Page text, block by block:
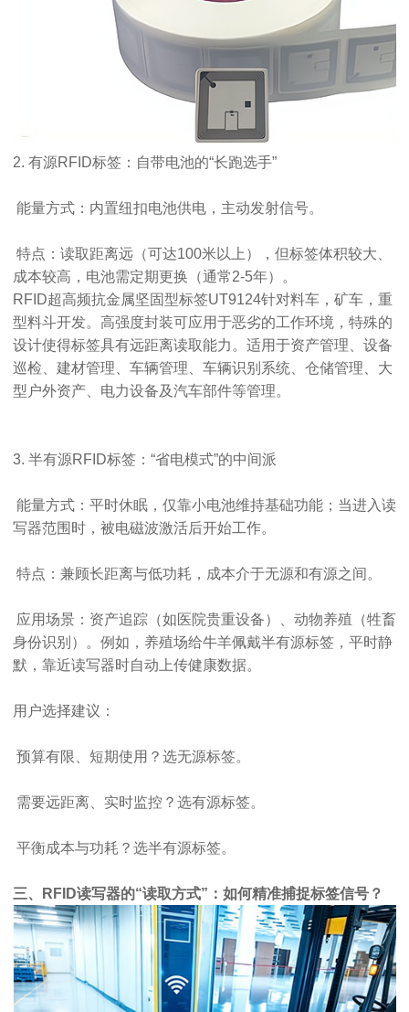
2. 有源RFID标签：自带电池的“长跑选手”
能量方式：内置纽扣电池供电，主动发射信号。
特点：读取距离远（可达100米以上），但标签体积较大、
成本较高，电池需定期更换（通常2-5年）。
RFID超高频抗金属坚固型标签UT9124针对料车，矿车，重
型料斗开发。高强度封装可应用于恶劣的工作环境，特殊的
设计使得标签具有远距离读取能力。适用于资产管理、设备
巡检、建材管理、车辆管理、车辆识别系统、仓储管理、大
型户外资产、电力设备及汽车部件等管理。
3. 半有源RFID标签：“省电模式”的中间派
能量方式：平时休眠，仅靠小电池维持基础功能；当进入读
写器范围时，被电磁波激活后开始工作。
特点：兼顾长距离与低功耗，成本介于无源和有源之间。
应用场景：资产追踪（如医院贵重设备）、动物养殖（牲畜
身份识别）。例如，养殖场给牛羊佩戴半有源标签，平时静
默，靠近读写器时自动上传健康数据。
用户选择建议：
预算有限、短期使用？选无源标签。
需要远距离、实时监控？选有源标签。
平衡成本与功耗？选半有源标签。
三、RFID读写器的“读取方式”：如何精准捕捉标签信号？